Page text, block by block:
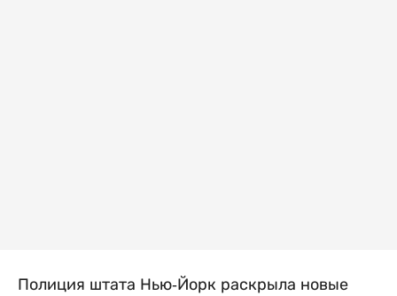
Полиция штата Нью-Йорк раскрыла новые